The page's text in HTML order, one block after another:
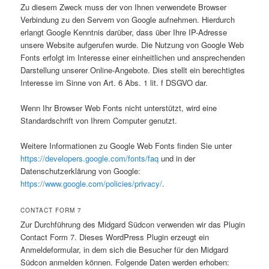
Zu diesem Zweck muss der von Ihnen verwendete Browser
Verbindung zu den Servern von Google aufnehmen. Hierdurch
erlangt Google Kenntnis darüber, dass über Ihre IP-Adresse
unsere Website aufgerufen wurde. Die Nutzung von Google Web
Fonts erfolgt im Interesse einer einheitlichen und ansprechenden
Darstellung unserer Online-Angebote. Dies stellt ein berechtigtes
Interesse im Sinne von Art. 6 Abs. 1 lit. f DSGVO dar.
Wenn Ihr Browser Web Fonts nicht unterstützt, wird eine
Standardschrift von Ihrem Computer genutzt.
Weitere Informationen zu Google Web Fonts finden Sie unter
https://developers.google.com/fonts/faq und in der
Datenschutzerklärung von Google:
https://www.google.com/policies/privacy/.
CONTACT FORM 7
Zur Durchführung des Midgard Südcon verwenden wir das Plugin
Contact Form 7. Dieses WordPress Plugin erzeugt ein
Anmeldeformular, in dem sich die Besucher für den Midgard
Südcon anmelden können. Folgende Daten werden erhoben: